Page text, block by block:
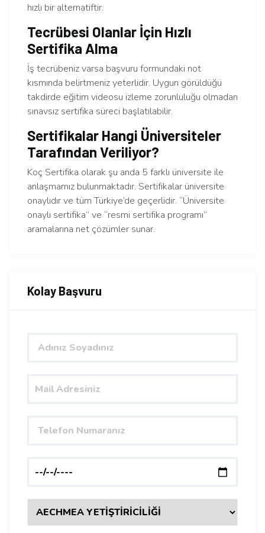
hızlı bir alternatiftir.
Tecrübesi Olanlar İçin Hızlı
Sertifika Alma
İş tecrübeniz varsa başvuru formundaki not
kısmında belirtmeniz yeterlidir. Uygun görüldüğü
takdirde eğitim videosu izleme zorunluluğu olmadan
sınavsız sertifika süreci başlatılabilir.
Sertifikalar Hangi Üniversiteler
Tarafından Veriliyor?
Koç Sertifika olarak şu anda 5 farklı üniversite ile
anlaşmamız bulunmaktadır. Sertifikalar üniversite
onaylıdır ve tüm Türkiye’de geçerlidir. “Üniversite
onaylı sertifika” ve “resmi sertifika programı”
aramalarına net çözümler sunar.
Kolay Başvuru